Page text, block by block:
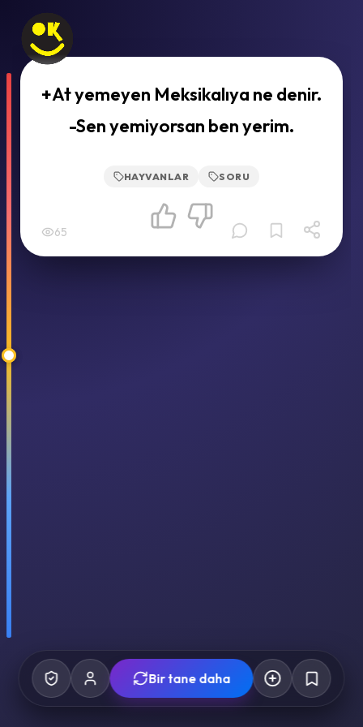
+At yemeyen Meksikalıya ne denir.
-Sen yemiyorsan ben yerim.
HAYVANLAR SORU
65
Bir tane daha